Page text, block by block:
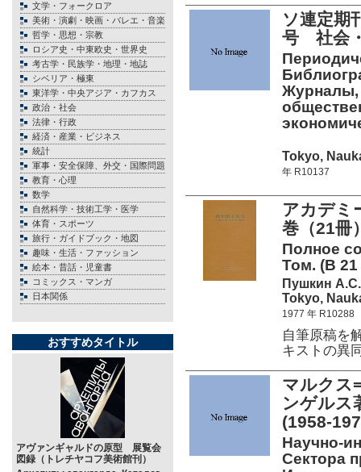
文学・フォークロア
美術・演劇・映画・バレエ・音楽
哲学・思想・宗教
ロシア史・中東欧史・世界史
考古学・民族学・地理・地誌
シベリア・極東
東洋学・中央アジア・カフカス
政治・社会
法律・行政
経済・産業・ビジネス
統計
軍事・安全保障、外交・国際問題
教育・心理
数学
自然科学・技術工学・医学
体育・スポーツ
旅行・ガイドブック・地図
趣味・生活・ファッション
絵本・昔話・児童書
コミックス・マンガ
日本関係
おすすめタイトル
アヴァンギャルドの原型 展覧会
図録（トレチヤコフ美術館刊）
ソ連定
号 社会
Журналы,
Tokyo,
年 R10137
アカデ
巻（21冊
Полное
Том. (В 21
Пушкин А.С.
Tokyo,
1977 年 R10288
自筆原稿を
キストの異
マルクス
ンゲル
(1958-
Научно-
Сектора